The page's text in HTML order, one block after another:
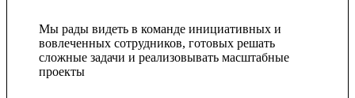
Мы рады видеть в команде инициативных и
вовлеченных сотрудников, готовых решать
сложные задачи и реализовывать масштабные
проекты